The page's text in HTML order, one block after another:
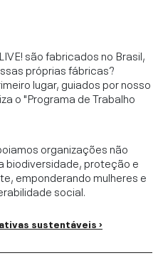
são fabricados no Brasil,
próprias fábricas?
lugar, guiados por nosso
o "Programa de Trabalho
organizações não
biodiversidade, proteção e
emponderando mulheres e
social.
sustentáveis ›